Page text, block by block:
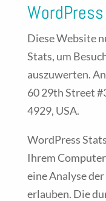
Diese Website
Stats, um
auszuwerten.
60 29th Street
4929, USA.
WordPress
Ihrem
eine Analyse
erlauben. Die